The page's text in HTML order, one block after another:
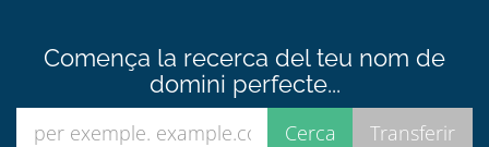
Comença la recerca del teu nom de
domini perfecte...